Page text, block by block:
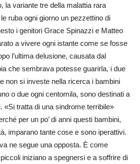
la variante tre della malattia rara
ruba ogni giorno un pezzettino di
i genitori Grace Spinazzi e Matteo
a vi­vere ogni istante come se fosse
l’ultima delusione, causata dal
che sembrava potesse guarirla, i due
non si investe nella ricerca i bambini
o due ogni centomila, sono destinati a
«Si tratta di una sindrome terribile»
per un po’ di anni questi bambini,
imparano tante cose e sono iperattivi.
ne segue una opposta. È come
iniziano a spegnersi e a soffrire di